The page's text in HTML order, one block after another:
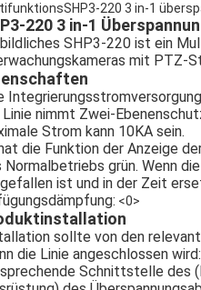
220 3 in-1
220 3 in-1
SHP3-220 ist ein
mit PTZ-
Linie nimmt Zwei-
Strom kann 10KA sein.
die Funktion der Anzeige
Normalbetriebs grün. Wenn
ist und in der Zeit
<0>
sollte von den
die Linie angeschlossen
Schnittstelle des